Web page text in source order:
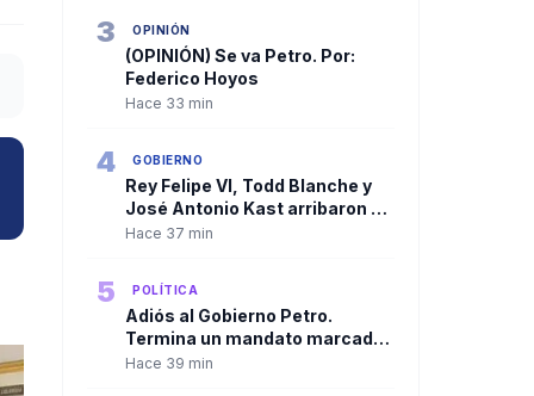
3 OPINIÓN
(OPINIÓN) Se va Petro. Por:
Federico Hoyos
Hace 33 min
4 GOBIERNO
Rey Felipe VI, Todd Blanche y
José Antonio Kast arribaron a
Cali para la ceremonia
Hace 37 min
5 POLÍTICA
Adiós al Gobierno Petro.
Termina un mandato marcado
por la polarización y los
Hace 39 min